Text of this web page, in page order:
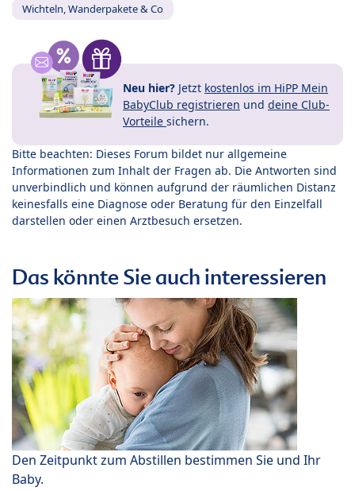
Wichteln, Wanderpakete & Co
Neu hier? Jetzt kostenlos im HiPP Mein
BabyClub registrieren und deine Club-
Vorteile sichern.
Bitte beachten: Dieses Forum bildet nur allgemeine
Informationen zum Inhalt der Fragen ab. Die Antworten sind
unverbindlich und können aufgrund der räumlichen Distanz
keinesfalls eine Diagnose oder Beratung für den Einzelfall
darstellen oder einen Arztbesuch ersetzen.
Das könnte Sie auch interessieren
Den Zeitpunkt zum Abstillen bestimmen Sie und Ihr
Baby.